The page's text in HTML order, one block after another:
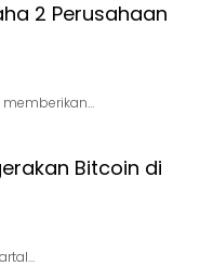
2 Perusahaan
memberikan…
Bitcoin di